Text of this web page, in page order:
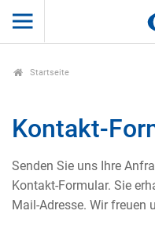
Startseite
Kontakt-
Senden Sie uns Ihre
Kontakt-Formular. Sie
Mail-Adresse. Wir freuen